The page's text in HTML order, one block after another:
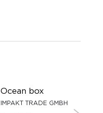
Ocean box
IMPAKT TRADE GMBH